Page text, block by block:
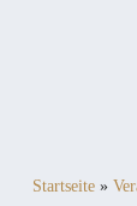
Startseite»